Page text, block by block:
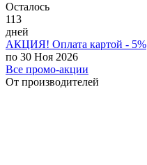
Осталось
113
дней
АКЦИЯ! Оплата картой - 5%
по 30 Ноя 2026
Все промо-акции
От производителей